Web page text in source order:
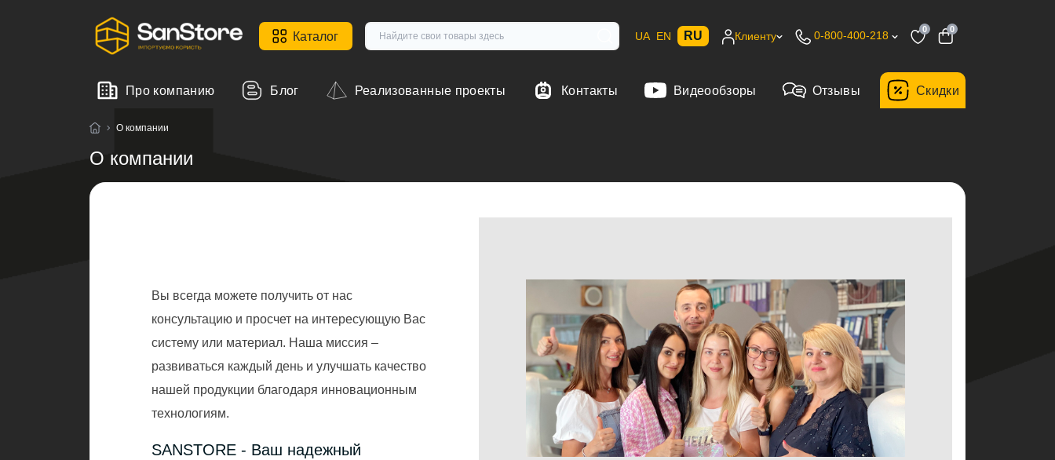
Каталог UA EN RU Клиенту 0-800-400-218
0 0
Про компанию Блог Реализованные проекты Контакты Видеообзоры Отзывы Cкидки
О компании
О компании
Вы всегда можете получить от нас
консультацию и просчет на интересующую Вас
систему или материал. Наша миссия –
развиваться каждый день и улучшать качество
нашей продукции благодаря инновационным
технологиям.
SANSTORE - Ваш надежный